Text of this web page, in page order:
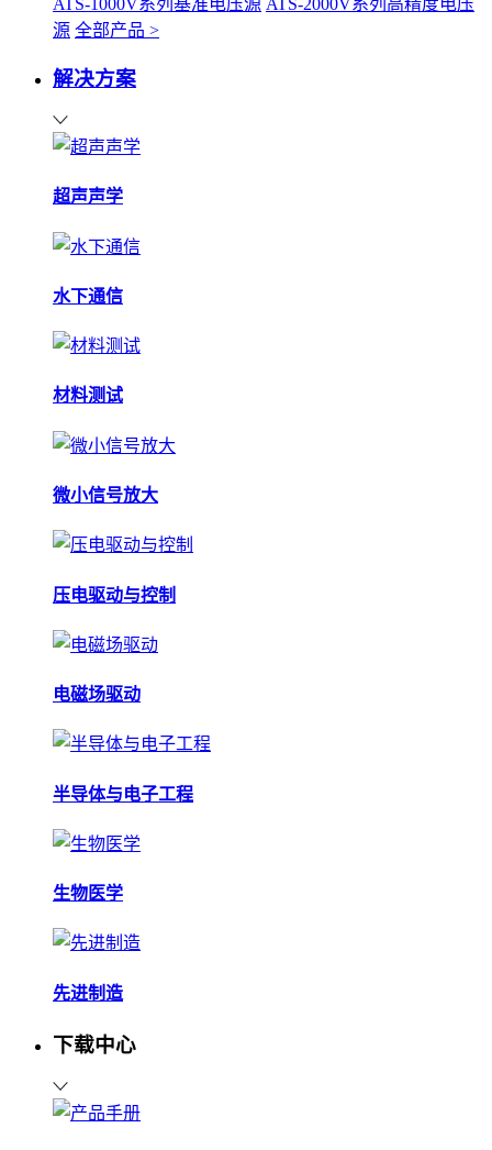
源 全部产品 >
解决方案
超声声学
水下通信
材料测试
微小信号放大
压电驱动与控制
电磁场驱动
半导体与电子工程
生物医学
先进制造
下载中心